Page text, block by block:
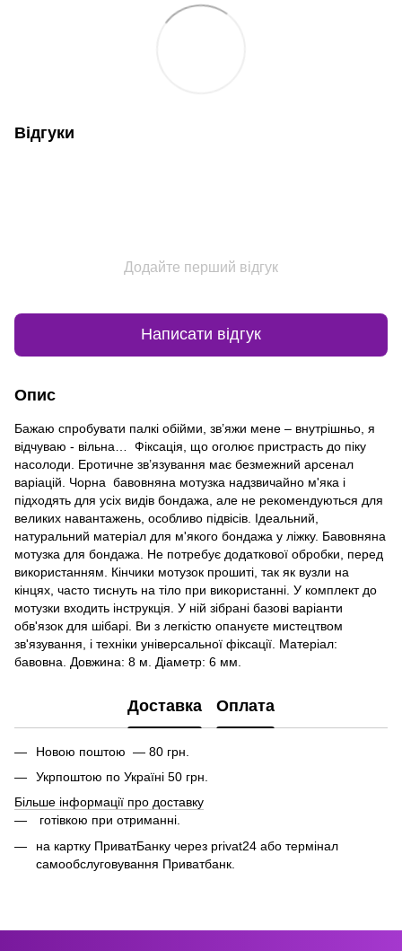
Відгуки
Додайте перший відгук
Написати відгук
Опис
Бажаю спробувати палкі обійми, зв’яжи мене – внутрішньо, я
відчуваю - вільна… Фіксація, що оголює пристрасть до піку
насолоди. Еротичне зв’язування має безмежний арсенал
варіацій. Чорна бавовняна мотузка надзвичайно м'яка і
підходять для усіх видів бондажа, але не рекомендуються для
великих навантажень, особливо підвісів. Ідеальний,
натуральний матеріал для м'якого бондажа у ліжку. Бавовняна
мотузка для бондажа. Не потребує додаткової обробки, перед
використанням. Кінчики мотузок прошиті, так як вузли на
кінцях, часто тиснуть на тіло при використанні. У комплект до
мотузки входить інструкція. У ній зібрані базові варіанти
обв'язок для шібарі. Ви з легкістю опануєте мистецтвом
зв'язування, і техніки універсальної фіксації. Матеріал:
бавовна. Довжина: 8 м. Діаметр: 6 мм.
Доставка Оплата
Новою поштою — 80 грн.
Укрпоштою по Україні 50 грн.
Більше інформації про доставку
готівкою при отриманні.
на картку ПриватБанку через privat24 або термінал
самообслуговування Приватбанк.